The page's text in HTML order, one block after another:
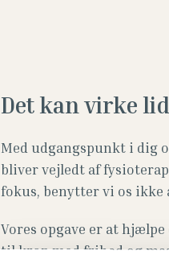
Det kan virke
Med udgangspunkt i dig
bliver vejledt af
fokus, benytter vi os ikke
Vores opgave er at
til krop med frihed og